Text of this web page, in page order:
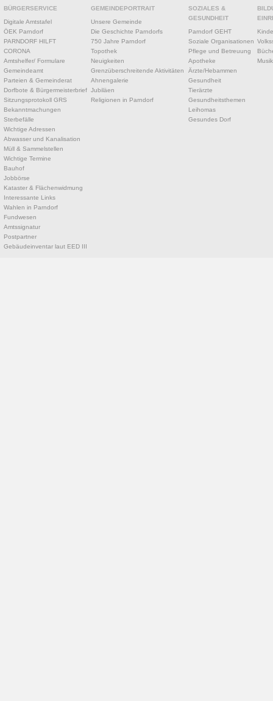
BÜRGERSERVICE
Digitale Amtstafel
ÖEK Parndorf
PARNDORF HILFT
CORONA
Amtshelfer/ Formulare
Gemeindeamt
Parteien & Gemeinderat
Dorfbote & Bürgermeisterbrief
Sitzungsprotokoll GRS
Bekanntmachungen
Sterbefälle
Wichtige Adressen
Abwasser und Kanalisation
Müll & Sammelstellen
Wichtige Termine
Bauhof
Jobbörse
Kataster & Flächenwidmung
Interessante Links
Wahlen in Parndorf
Fundwesen
Amtssignatur
Postpartner
Gebäudeinventar laut EED III
GEMEINDEPORTRAIT
Unsere Gemeinde
Die Geschichte Parndorfs
750 Jahre Parndorf
Topothek
Neuigkeiten
Grenzüberschreitende Aktivitäten
Ahnengalerie
Jubiläen
Religionen in Parndorf
SOZIALES &
GESUNDHEIT
Parndorf GEHT
Soziale Organisationen
Pflege und Betreuung
Apotheke
Ärzte/Hebammen
Gesundheit
Tierärzte
Gesundheitsthemen
Leihomas
Gesundes Dorf